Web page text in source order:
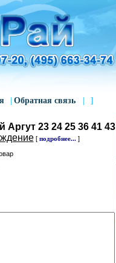
Обратная связь ]
23 24 25 36 41 43
[ подробнее...]